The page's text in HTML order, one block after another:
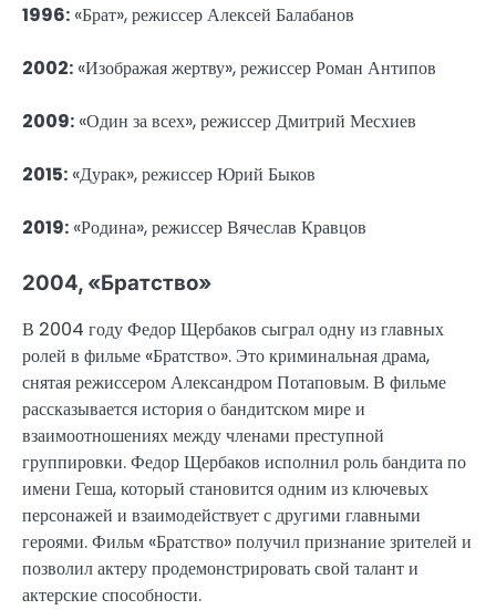
1996: «Брат», режиссер Алексей Балабанов
2002: «Изображая жертву», режиссер Роман Антипов
2009: «Один за всех», режиссер Дмитрий Месхиев
2015: «Дурак», режиссер Юрий Быков
2019: «Родина», режиссер Вячеслав Кравцов
2004, «Братство»
В 2004 году Федор Щербаков сыграл одну из главных
ролей в фильме «Братство». Это криминальная драма,
снятая режиссером Александром Потаповым. В фильме
рассказывается история о бандитском мире и
взаимоотношениях между членами преступной
группировки. Федор Щербаков исполнил роль бандита по
имени Геша, который становится одним из ключевых
персонажей и взаимодействует с другими главными
героями. Фильм «Братство» получил признание зрителей и
позволил актеру продемонстрировать свой талант и
актерские способности.